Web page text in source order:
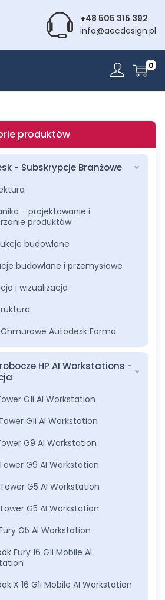
+48 505 315 392
info@aecdesign.pl
0
produktów
- Subskrypcje Branżowe
- projektowanie i
produktów
budowlane
budowlane i przemysłowe
i wizualizacja
Chmurowe Autodesk Forma
HP AI Workstations -
G1i AI Workstation
G1i AI Workstation
G9 AI Workstation
G9 AI Workstation
G5 AI Workstation
G5 AI Workstation
G5 AI Workstation
Fury 16 G1i Mobile AI
X 16 G1i Mobile AI Workstation